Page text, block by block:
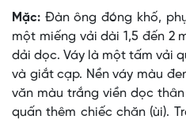
Mặc: Ðàn ông đóng khố,
một miếng vải dài 1,5 đến 2
dải dọc. Váy là một tấm vải
và giắt cạp. Nền váy màu
văn màu trắng viền dọc
quấn thêm chiếc chăn (ùi).